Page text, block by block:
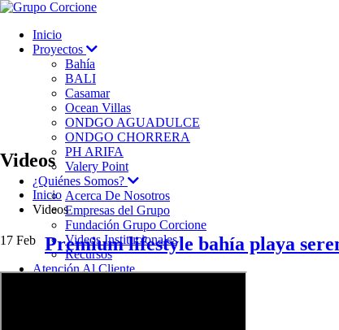
Inicio
Proyectos
Bahía
BALI
Casamar
Ocean Villas
ONDGO AGUADULCE
ONDGO CHORRERA
PH ARIFA
Valery Point
¿Quiénes Somos?
Acerca De Nosotros
Empresas del Grupo
Fundación Grupo Corcione
Videos Institucionales
Recursos
Atención Al Cliente
Videos
Inicio
Videos
17 Feb Premium lifestyle bahía playa